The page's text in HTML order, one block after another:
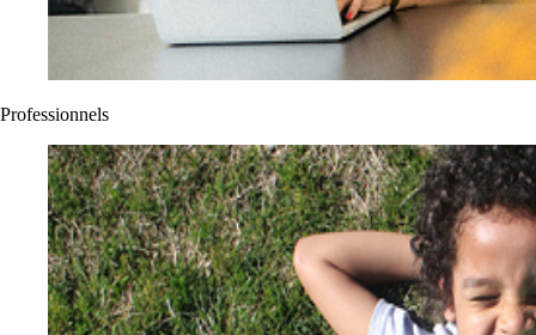
Professionnels